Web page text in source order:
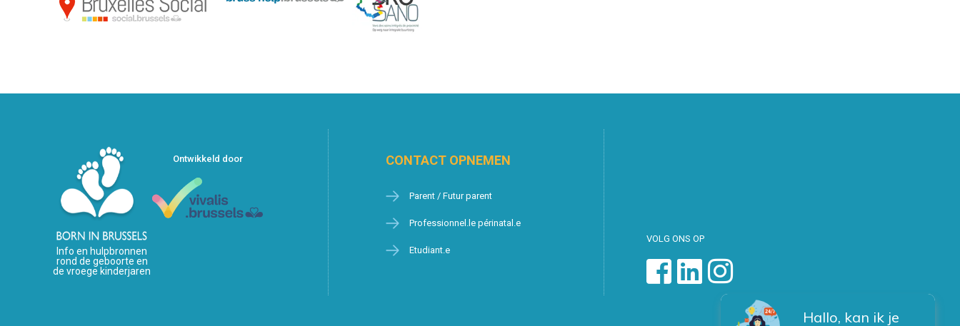
Info en hulpbronnen
rond de geboorte en
de vroege kinderjaren
Ontwikkeld door CONTACT OPNEMEN
Parent / Futur parent
Professionnel.le périnatal.e
Etudiant.e
VOLG ONS OP
Hallo, kan ik je